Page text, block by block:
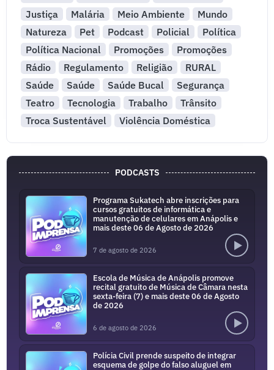
Justiça
Malária Meio Ambiente
Mundo
Natureza
Pet Podcast Policial
Política
Política Nacional
Promoções
Promoções
Rádio
Regulamento Religião
RURAL
Saúde
Saúde Saúde Bucal
Segurança
Teatro
Tecnologia Trabalho
Trânsito
Troca Sustentável
Violência Doméstica
PODCASTS
Programa Sukatech abre inscrições para
cursos gratuitos de informática e
manutenção de celulares em Anápolis e
mais deste 06 de Agosto de 2026
7 de agosto de 2026
Escola de Música de Anápolis promove
recital gratuito de Música de Câmara nesta
sexta-feira (7) e mais deste 06 de Agosto
de 2026
6 de agosto de 2026
Polícia Civil prende suspeito de integrar
esquema de golpe do falso aluguel em